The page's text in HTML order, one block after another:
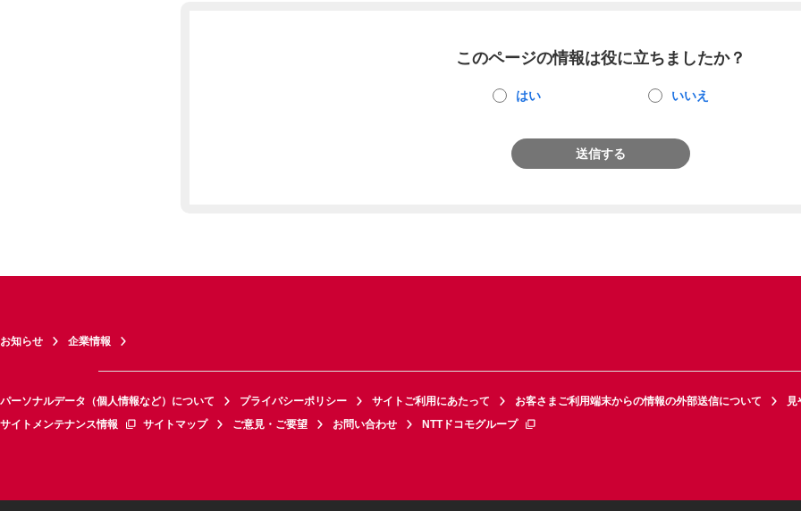
このページの情報は役に立ちましたか？
はい いいえ
送信する
お知らせ 企業情報
パーソナルデータ（個人情報など）について プライバシーポリシー サイトご利用にあたって お客さまご利用端末からの情報の外部送信について
見
サイトメンテナンス情報
サイトマップ ご意見・ご要望 お問い合わせ NTTドコモグループ